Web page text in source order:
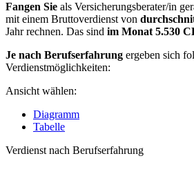
Fangen Sie als Versicherungsberater/in
mit einem Bruttoverdienst von
Jahr rechnen. Das sind im Monat 5.530
Je nach Berufserfahrung ergeben sich
Verdienstmöglichkeiten:
Ansicht wählen:
Diagramm
Tabelle
Verdienst nach Berufserfahrung